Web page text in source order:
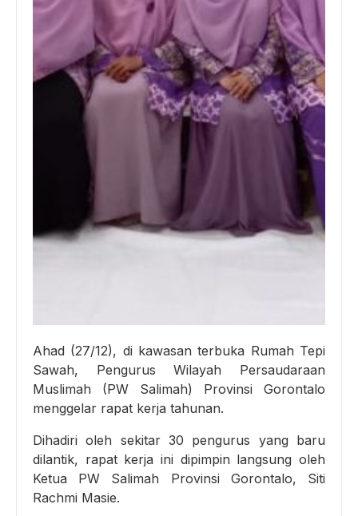
Ahad (27/12), di kawasan terbuka Rumah Tepi
Sawah, Pengurus Wilayah Persaudaraan
Muslimah (PW Salimah) Provinsi Gorontalo
menggelar rapat kerja tahunan.
Dihadiri oleh sekitar 30 pengurus yang baru
dilantik, rapat kerja ini dipimpin langsung oleh
Ketua PW Salimah Provinsi Gorontalo, Siti
Rachmi Masie.